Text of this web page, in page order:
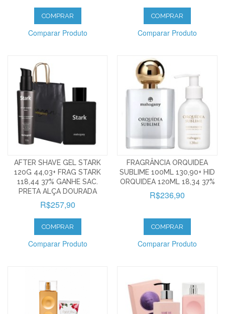
COMPRAR
Comparar Produto
COMPRAR
Comparar Produto
AFTER SHAVE GEL STARK
120G 44,03+ FRAG STARK
118,44 37% GANHE SAC.
PRETA ALÇA DOURADA
R$257,90
COMPRAR
Comparar Produto
FRAGRÂNCIA ORQUIDEA
SUBLIME 100ML 130,90+ HID
ORQUIDEA 120ML 18,34 37%
R$236,90
COMPRAR
Comparar Produto